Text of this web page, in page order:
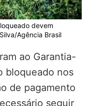
devem
Agência Brasil
ao Garantia-
bloqueado nos
de pagamento
seguir